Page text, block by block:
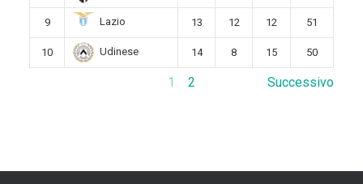
9 Lazio 13 12 12 51
10 Udinese 14 8 15 50
1 2 Successivo